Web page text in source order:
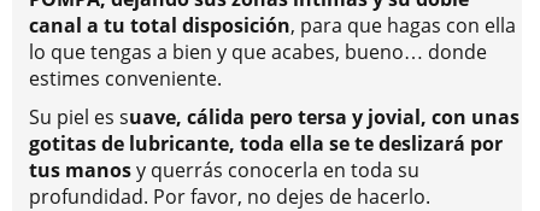
canal a tu total disposición, para que hagas con ella
lo que tengas a bien y que acabes, bueno… donde
estimes conveniente.
Su piel es suave, cálida pero tersa y jovial, con unas
gotitas de lubricante, toda ella se te deslizará por
tus manosy querrás conocerla en toda su
profundidad. Por favor, no dejes de hacerlo.